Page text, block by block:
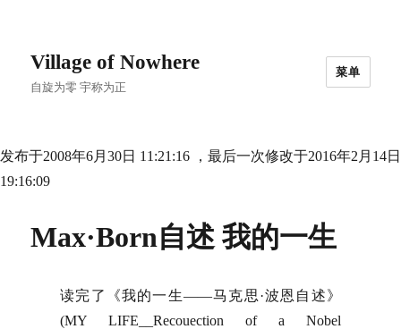
Village of Nowhere
自旋为零 宇称为正
菜单
发布于2008年6月30日 11:21:16 ，最后一次修改于2016年2月14日
19:16:09
Max·Born自述 我的一生
读完了《我的一生——马克思·波恩自述》
(MY LIFE__Recouection of a Nobel